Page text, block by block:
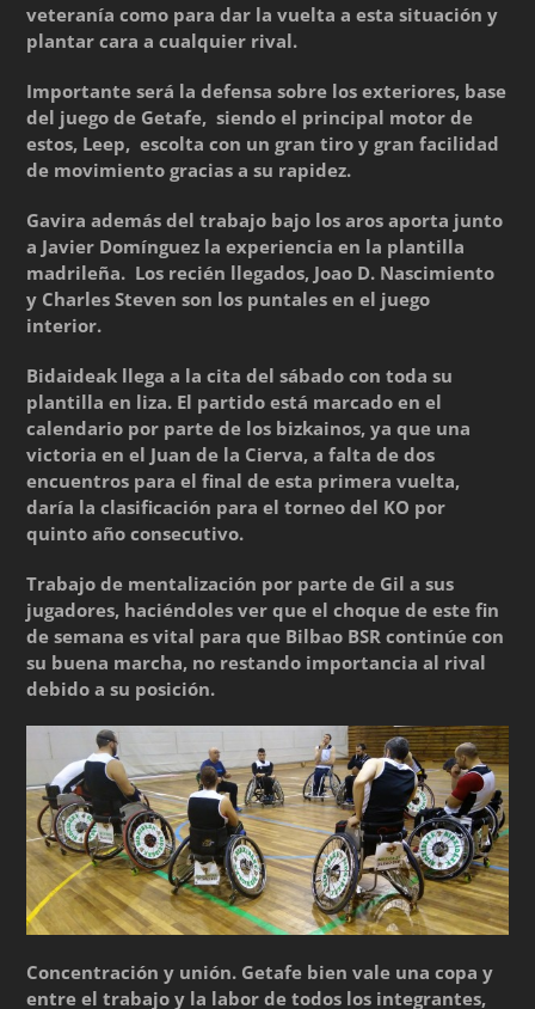
veteranía como para dar la vuelta a esta situación y
plantar cara a cualquier rival.
Importante será la defensa sobre los exteriores, base
del juego de Getafe, siendo el principal motor de
estos, Leep, escolta con un gran tiro y gran facilidad
de movimiento gracias a su rapidez.
Gavira además del trabajo bajo los aros aporta junto
a Javier Domínguez la experiencia en la plantilla
madrileña. Los recién llegados, Joao D. Nascimiento
y Charles Steven son los puntales en el juego
interior.
Bidaideak llega a la cita del sábado con toda su
plantilla en liza. El partido está marcado en el
calendario por parte de los bizkainos, ya que una
victoria en el Juan de la Cierva, a falta de dos
encuentros para el final de esta primera vuelta,
daría la clasificación para el torneo del KO por
quinto año consecutivo.
Trabajo de mentalización por parte de Gil a sus
jugadores, haciéndoles ver que el choque de este fin
de semana es vital para que Bilbao BSR continúe con
su buena marcha, no restando importancia al rival
debido a su posición.
Concentración y unión. Getafe bien vale una copa y
entre el trabajo y la labor de todos los integrantes,